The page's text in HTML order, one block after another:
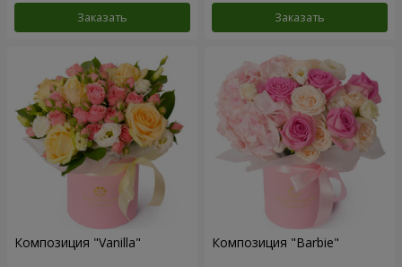
Заказать Заказать
Композиция "Vanilla" Композиция "Barbie"